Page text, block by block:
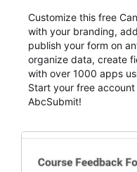
Customize this free
with your branding,
publish your form on
organize data, create
with over 1000 apps
Start your free
AbcSubmit!